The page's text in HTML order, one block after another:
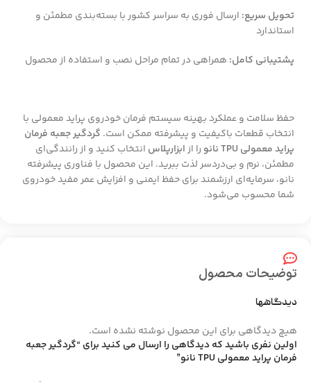
تحویل سریع: ارسال فوری به سراسر کشور با بسته‌بندی مطمئن و
استاندارد
پشتیبانی کامل: همراهی در تمام مراحل نصب و استفاده از محصول
حفظ سلامت و عملکرد بهینه سیستم فرمان خودروی پراید معمولی با
انتخاب قطعات باکیفیت و پیشرفته ممکن است. گردگیر جعبه فرمان
پراید معمولی TPU نانو
را ازابزارپلاس انتخاب کنید و از رانندگی‌ای
مطمئن، نرم و بی‌دردسر لذت ببرید. این محصول با فناوری پیشرفته
نانو، سرمایه‌ای ارزشمند برای حفظ ایمنی و افزایش عمر مفید خودروی
شما محسوب می‌شود.
توضیحات محصول
دیدگاهها
هیچ دیدگاهی برای این محصول نوشته نشده است.
اولین نفری باشید که دیدگاهی را ارسال می کنید برای “گردگیر جعبه
فرمان پراید معمولی TPU نانو”